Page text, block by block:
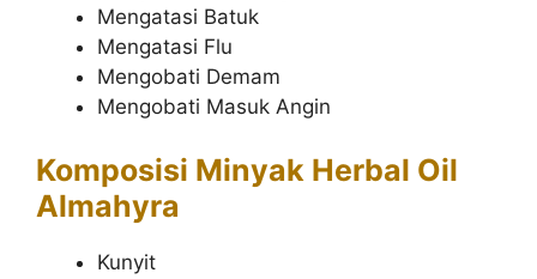
Mengatasi Batuk
Mengatasi Flu
Mengobati Demam
Mengobati Masuk Angin
Komposisi Minyak Herbal Oil
Almahyra
Kunyit